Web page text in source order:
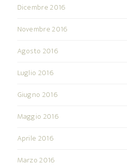
Dicembre 2016
Novembre 2016
Agosto 2016
Luglio 2016
Giugno 2016
Maggio 2016
Aprile 2016
Marzo 2016